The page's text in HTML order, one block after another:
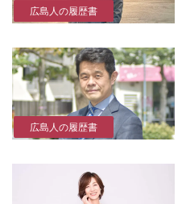
広島人の履歴書
広島人の履歴書